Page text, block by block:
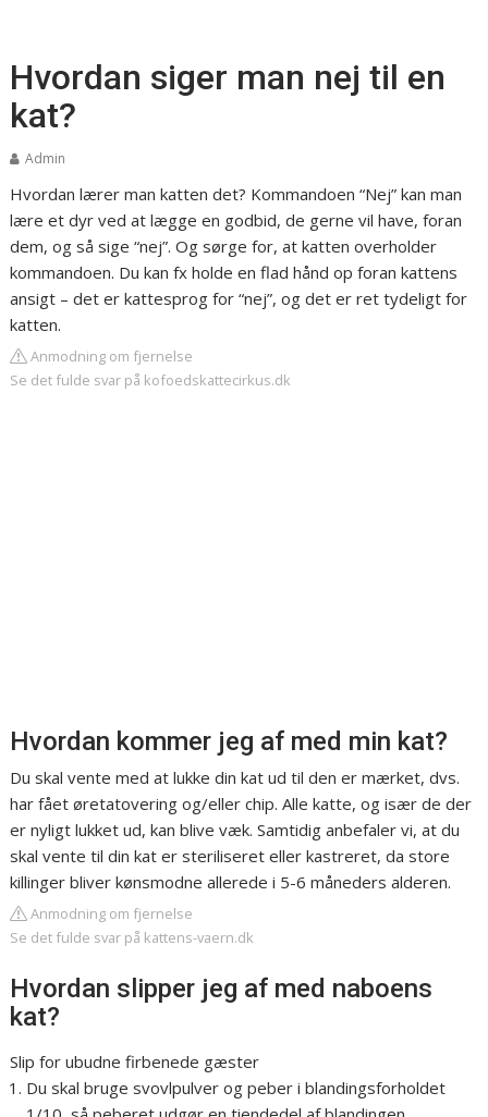
Hvordan siger man nej til en
kat?
Admin
Hvordan lærer man katten det? Kommandoen “Nej” kan man
lære et dyr ved at lægge en godbid, de gerne vil have, foran
dem, og så sige “nej”. Og sørge for, at katten overholder
kommandoen. Du kan fx holde en flad hånd op foran kattens
ansigt – det er kattesprog for “nej”, og det er ret tydeligt for
katten.
Anmodning om fjernelse
Se det fulde svar på kofoedskattecirkus.dk
Hvordan kommer jeg af med min kat?
Du skal vente med at lukke din kat ud til den er mærket, dvs.
har fået øretatovering og/eller chip. Alle katte, og især de der
er nyligt lukket ud, kan blive væk. Samtidig anbefaler vi, at du
skal vente til din kat er steriliseret eller kastreret, da store
killinger bliver kønsmodne allerede i 5-6 måneders alderen.
Anmodning om fjernelse
Se det fulde svar på kattens-vaern.dk
Hvordan slipper jeg af med naboens
kat?
Slip for ubudne firbenede gæster
Du skal bruge svovlpulver og peber i blandingsforholdet